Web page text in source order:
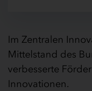
Im Zentralen
Mittelstand des
verbesserte
Innovationen.